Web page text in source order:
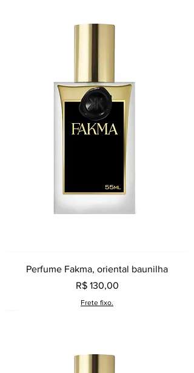
Perfume Fakma, oriental baunilha
Preço
R$ 130,00
Frete fixo.